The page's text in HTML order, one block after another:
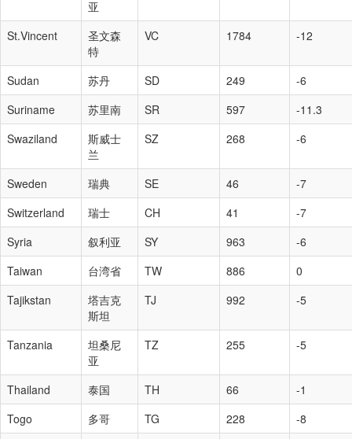
亚
St.Vincent
圣文森
特
VC 1784 -12
Sudan 苏丹 SD 249
-6
Suriname
苏里南 SR 597
-11.3
Swaziland
斯威士
兰
SZ 268 -6
Sweden 瑞典 SE 46
-7
Switzerland
瑞士 CH 41
-7
Syria
叙利亚 SY 963
-6
Taiwan
台湾省 TW 886
0
Tajikstan
塔吉克
斯坦
TJ 992 -5
Tanzania
坦桑尼
亚
TZ 255 -5
Thailand 泰国 TH 66
-1
Togo
多哥 TG 228
-8